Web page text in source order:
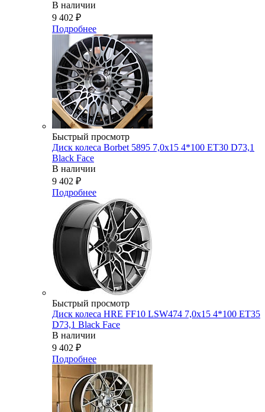
В наличии
9 402 ₽
Подробнее
Быстрый просмотр
Диск колеса Borbet 5895 7,0x15 4*100 ET30 D73,1
Black Face
В наличии
9 402 ₽
Подробнее
Быстрый просмотр
Диск колеса HRE FF10 LSW474 7,0x15 4*100 ET35
D73,1 Black Face
В наличии
9 402 ₽
Подробнее